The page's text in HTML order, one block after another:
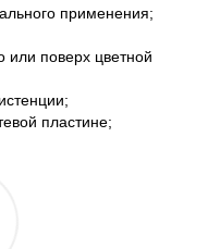
применения;
или поверх цветной
пластине;